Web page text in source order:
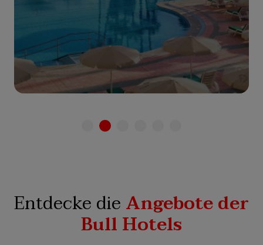
Zum Hotel
Entdecke dieAngebote der
Bull Hotels